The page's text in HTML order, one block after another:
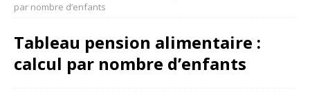
par nombre d’enfants
Tableau pension alimentaire :
calcul par nombre d’enfants